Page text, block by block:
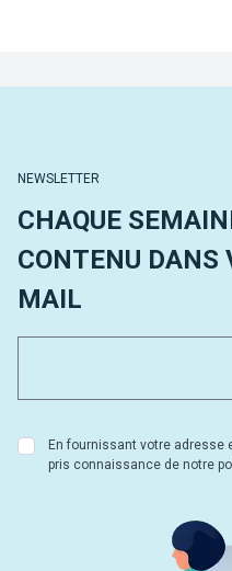
NEWSLETTER
CHAQUE
CONTENU DANS
MAIL
En fournissant votre adresse
pris connaissance de notre